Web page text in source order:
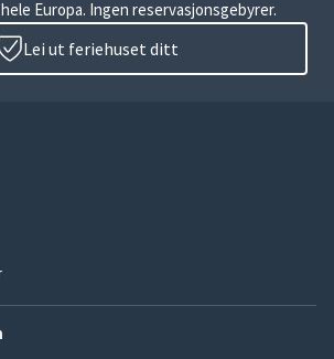
Europa. Ingen reservasjonsgebyrer.
Lei ut feriehuset ditt